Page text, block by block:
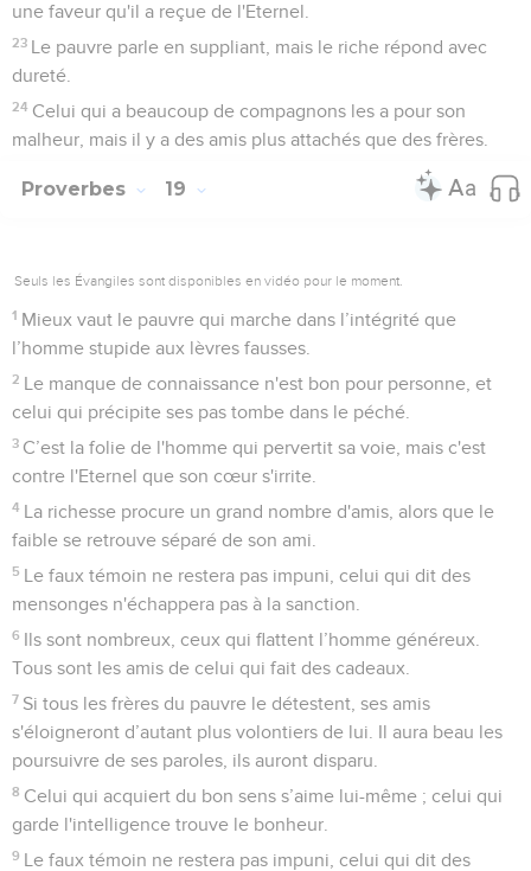
une faveur qu'il a reçue de l'Eternel.
23 Le pauvre parle en suppliant, mais le riche répond avec
dureté.
24 Celui qui a beaucoup de compagnons les a pour son
malheur, mais il y a des amis plus attachés que des frères.
Proverbes 19
Seuls les Évangiles sont disponibles en vidéo pour le moment.
1 Mieux vaut le pauvre qui marche dans l’intégrité que
l’homme stupide aux lèvres fausses.
2 Le manque de connaissance n'est bon pour personne, et
celui qui précipite ses pas tombe dans le péché.
3 C’est la folie de l'homme qui pervertit sa voie, mais c'est
contre l'Eternel que son cœur s'irrite.
4 La richesse procure un grand nombre d'amis, alors que le
faible se retrouve séparé de son ami.
5 Le faux témoin ne restera pas impuni, celui qui dit des
mensonges n'échappera pas à la sanction.
6 Ils sont nombreux, ceux qui flattent l’homme généreux.
Tous sont les amis de celui qui fait des cadeaux.
7 Si tous les frères du pauvre le détestent, ses amis
s'éloigneront d’autant plus volontiers de lui. Il aura beau les
poursuivre de ses paroles, ils auront disparu.
8 Celui qui acquiert du bon sens s’aime lui-même ; celui qui
garde l'intelligence trouve le bonheur.
9 Le faux témoin ne restera pas impuni, celui qui dit des